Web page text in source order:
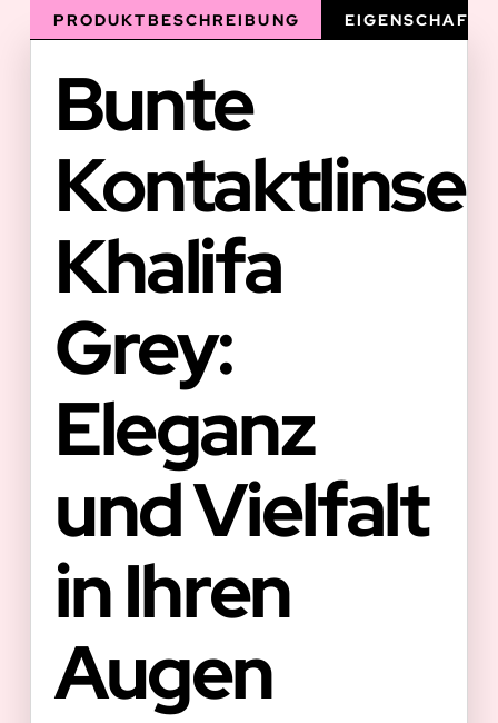
PRODUKTBESCHREIBUNG
Bunte
Kontaktlinse
Khalifa
Grey:
Eleganz
und Vielfalt
in Ihren
Augen